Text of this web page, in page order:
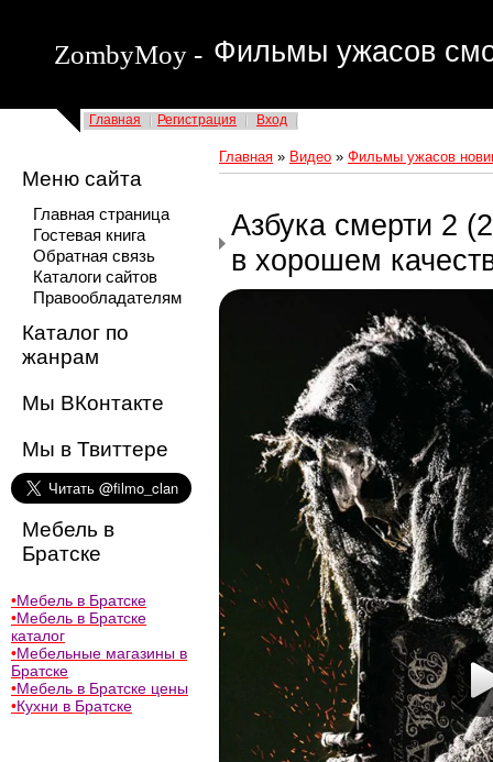
ZombyMoy - Фильмы ужасов
Главная Регистрация Вход
Меню сайта
Главная страница
Гостевая книга
Обратная связь
Каталоги сайтов
Правообладателям
Каталог по
жанрам
Мы ВКонтакте
Мы в Твиттере
Мебель в
Братске
•Мебель в Братске
•Мебель в Братске
каталог
•Мебельные магазины в
Братске
•Мебель в Братске цены
•Кухни в Братске
Главная » Видео » Фильмы ужасов
Азбука смерти 2
в хорошем